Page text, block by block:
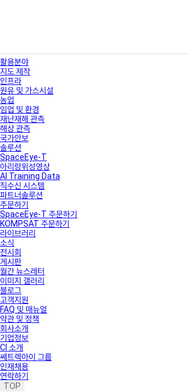
활용분야
지도 제작
인프라
원유 및 가스시설
농업
임업 및 환경
재난재해 관측
해상 관측
국가안보
솔루션
SpaceEye-T
아리랑위성영상
AI Training Data
직수신 시스템
파트너솔루션
주문하기
SpaceEye-T 주문하기
KOMPSAT 주문하기
라이브러리
소식
전시회
게시판
월간 뉴스레터
이미지 갤러리
블로그
고객지원
FAQ 및 매뉴얼
약관 및 정책
회사소개
기업정보
CI 소개
쎄트렉아이 그룹
인재채용
연락하기
TOP